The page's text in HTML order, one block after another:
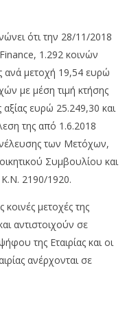
ότι την 28/11/2018
1.292 κοινών
ανά μετοχή 19,54 ευρώ
με μέση τιμή κτήσης
ευρώ 25.249,30 και
της από 1.6.2018
των Μετόχων,
Συμβουλίου και
2190/1920.
μετοχές της
αντιστοιχούν σε
της Εταιρίας και οι
ανέρχονται σε